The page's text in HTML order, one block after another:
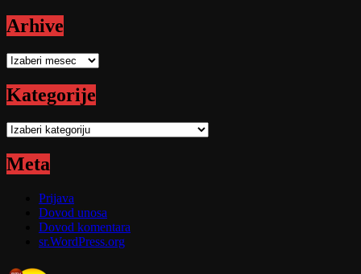
Arhive
Arhive
Kategorije
Kategorije
Meta
Prijava
Dovod unosa
Dovod komentara
sr.WordPress.org